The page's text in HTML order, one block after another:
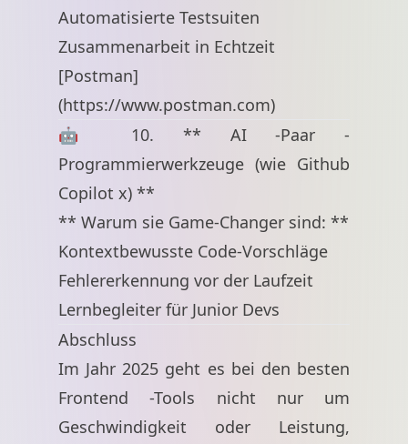
Automatisierte Testsuiten
Zusammenarbeit in Echtzeit
[Postman]
(https://www.postman.com)
🤖 10. ** AI -Paar -
Programmierwerkzeuge (wie Github
Copilot x) **
** Warum sie Game-Changer sind: **
Kontextbewusste Code-Vorschläge
Fehlererkennung vor der Laufzeit
Lernbegleiter für Junior Devs
Abschluss
Im Jahr 2025 geht es bei den besten
Frontend -Tools nicht nur um
Geschwindigkeit oder Leistung,